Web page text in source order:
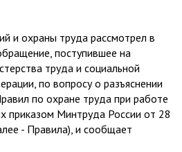
и охраны труда рассмотрел в
поступившее на
труда и социальной
по вопросу о разъяснении
по охране труда при работе
приказом Минтруда России от 28
- Правила), и сообщает